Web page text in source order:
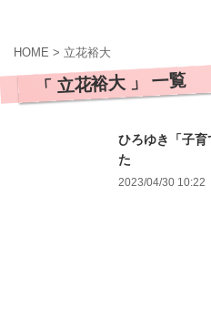
HOME > 立花裕大
「 立花裕大 」 一覧
ひろゆき「子育
た
2023/04/30 10:22